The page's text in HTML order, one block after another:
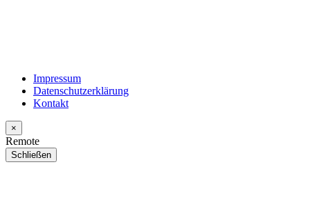
Impressum
Datenschutzerklärung
Kontakt
×
Remote
Schließen